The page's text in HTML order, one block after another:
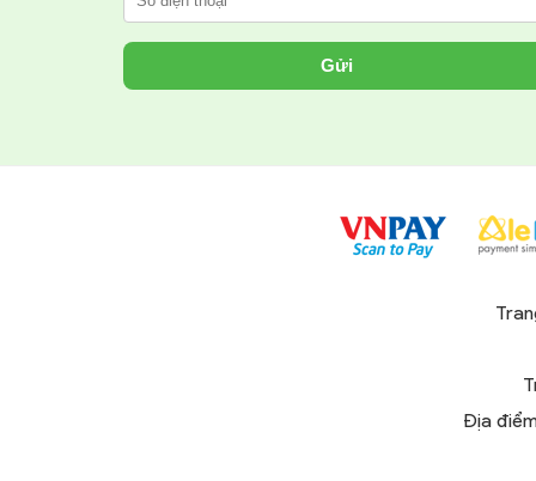
Gửi
Địa